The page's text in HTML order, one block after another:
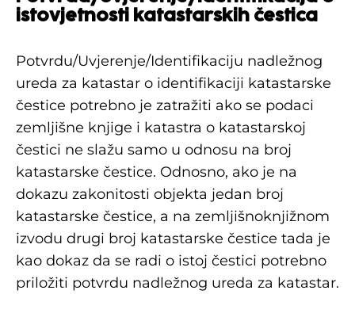
istovjetnosti katastarskih čestica
Potvrdu/Uvjerenje/Identifikaciju nadležnog
ureda za katastar o identifikaciji katastarske
čestice potrebno je zatražiti ako se podaci
zemljišne knjige i katastra o katastarskoj
čestici ne slažu samo u odnosu na broj
katastarske čestice. Odnosno, ako je na
dokazu zakonitosti objekta jedan broj
katastarske čestice, a na zemljišnoknjižnom
izvodu drugi broj katastarske čestice tada je
kao dokaz da se radi o istoj čestici potrebno
priložiti potvrdu nadležnog ureda za katastar.